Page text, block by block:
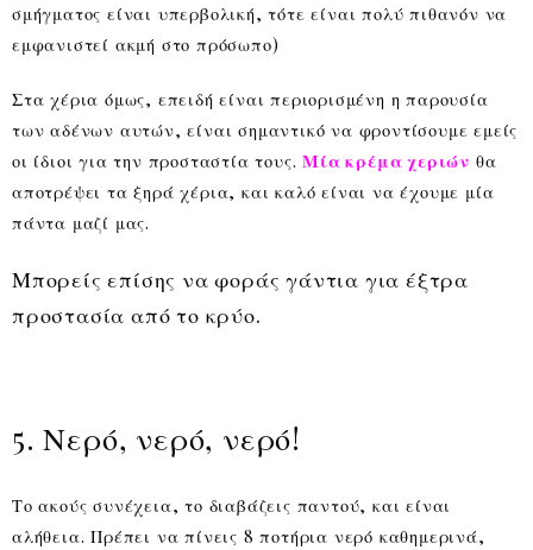
σμήγματος είναι υπερβολική, τότε είναι πολύ πιθανόν να
εμφανιστεί ακμή στο πρόσωπο)
Στα χέρια όμως, επειδή είναι περιορισμένη η παρουσία
των αδένων αυτών, είναι σημαντικό να φροντίσουμε εμείς
οι ίδιοι για την προσταστία τους.Μία κρέμα χεριών θα
αποτρέψει τα ξηρά χέρια, και καλό είναι να έχουμε μία
πάντα μαζί μας.
Μπορείς επίσης να φοράς γάντια για έξτρα
προστασία από το κρύο.
5. Νερό, νερό, νερό!
Το ακούς συνέχεια, το διαβάζεις παντού, και είναι
αλήθεια. Πρέπει να πίνεις 8 ποτήρια νερό καθημερινά,